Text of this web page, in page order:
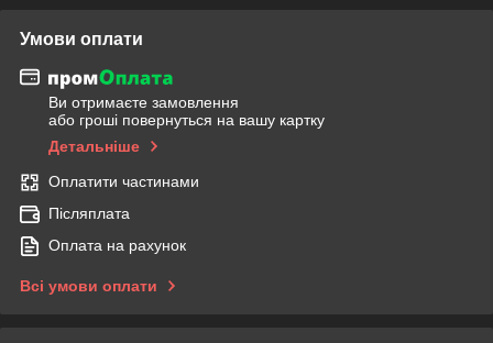
Умови оплати
Ви отримаєте замовлення
або гроші повернуться на вашу картку
Детальніше
Оплатити частинами
Післяплата
Оплата на рахунок
Всі умови оплати